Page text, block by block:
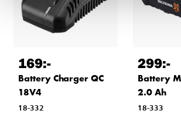
169:-
Battery Charger QC
18V4
18-332
299:-
Battery
2.0 Ah
18-333